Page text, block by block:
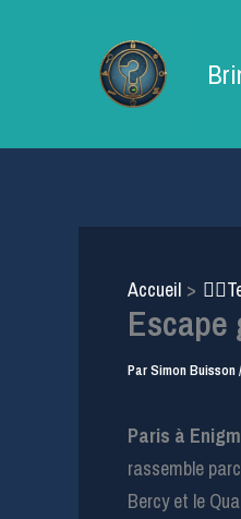
Accueil
ParSimon Buisson/
Paris à
rassemble
Bercy et le